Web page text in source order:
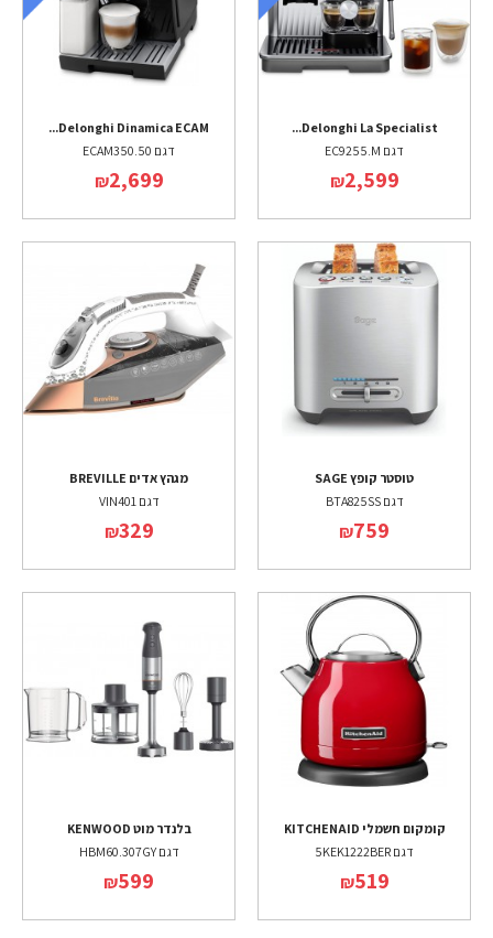
Delonghi La Specialist...
דגם EC9255.M
₪2,599
Delonghi Dinamica ECAM...
דגם ECAM350.50
₪2,699
טוסטר קופץ SAGE
דגם BTA825SS
₪759
מגהץ אדים BREVILLE
דגם VIN401
₪329
קומקום חשמלי KITCHENAID
דגם 5KEK1222BER
₪519
בלנדר מוט KENWOOD
דגם HBM60.307GY
₪599